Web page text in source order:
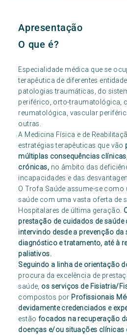
Apresentação
O que é?
Especialidade médica que se
terapêutica de diferentes
patologias traumáticas, do
periférico, orto-traumatológica,
reumatológica, vascular
outras.
A Medicina Física e de
estratégias terapêuticas que vão
múltiplas consequências
crónicas, no âmbito das
incapacidades e das
O Trofa Saúde assume-se
saúde com uma vasta oferta de
Hospitalares de última geração.
prestação de cuidados de saúde
intervindo desde a prevenção da
diagnóstico e tratamento, até à
paliativos.
Seguindo a linha de orientação
procura da excelência de
saúde, os serviços de Fisiatria/
compostos por Profissionais
devidamente credenciados e
estão focados na recuperação
doenças e/ou situações clínicas